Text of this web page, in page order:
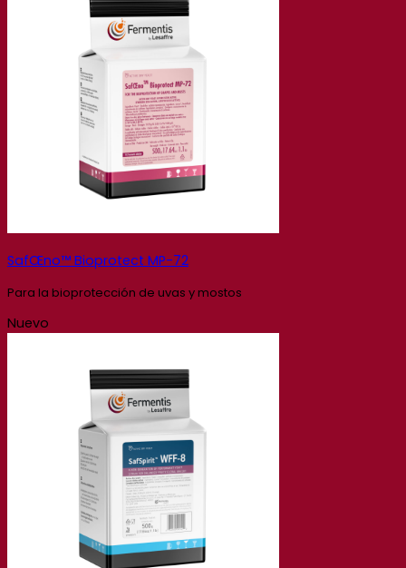
SafŒno™ Bioprotect MP-72
Para la bioprotección de uvas y mostos
Nuevo